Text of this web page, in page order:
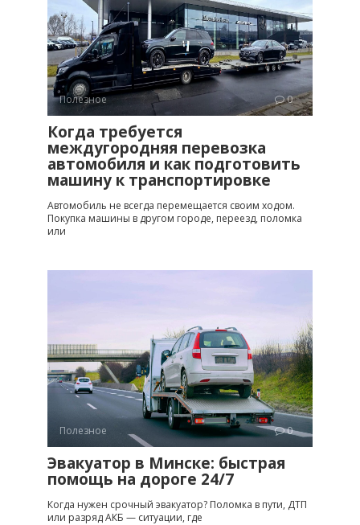
Полезное 0
Когда требуется
междугородняя перевозка
автомобиля и как подготовить
машину к транспортировке
Автомобиль не всегда перемещается своим ходом.
Покупка машины в другом городе, переезд, поломка
или
Полезное 0
Эвакуатор в Минске: быстрая
помощь на дороге 24/7
Когда нужен срочный эвакуатор? Поломка в пути, ДТП
или разряд АКБ — ситуации, где